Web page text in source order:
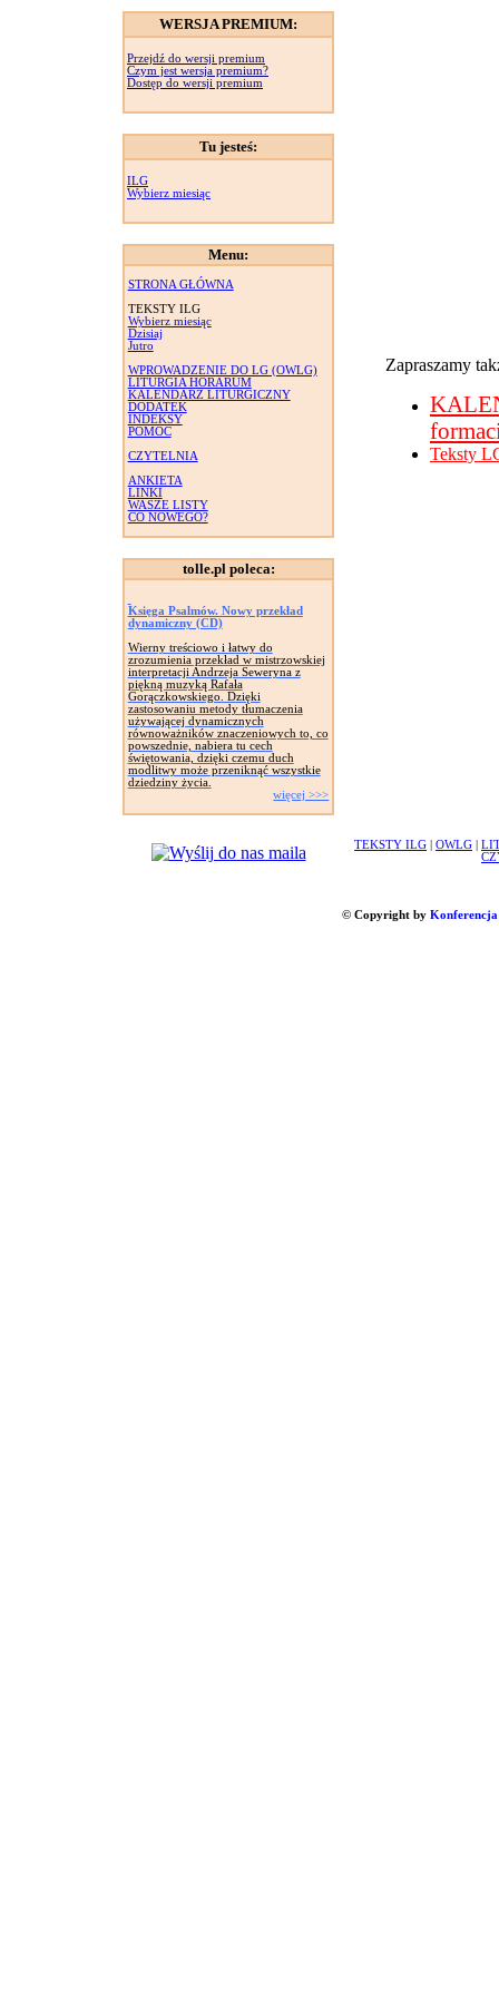
WERSJA PREMIUM:
Przejdź do wersji premium
Czym jest wersja premium?
Dostęp do wersji premium
Tu jesteś:
ILG
Wybierz miesiąc
Menu:
STRONA GŁÓWNA
TEKSTY ILG
Wybierz miesiąc
Dzisiaj
Jutro
WPROWADZENIE DO LG (OWLG)
LITURGIA HORARUM
KALENDARZ LITURGICZNY
DODATEK
INDEKSY
POMOC
CZYTELNIA
ANKIETA
LINKI
WASZE LISTY
CO NOWEGO?
tolle.pl poleca:
Księga Psalmów. Nowy przekład
dynamiczny (CD)
Wierny treściowo i łatwy do
zrozumienia przekład w mistrzowskiej
interpretacji Andrzeja Seweryna z
piękną muzyką Rafała
Gorączkowskiego. Dzięki
zastosowaniu metody tłumaczenia
używającej dynamicznych
równoważników znaczeniowych to, co
powszednie, nabiera tu cech
świętowania, dzięki czemu duch
modlitwy może przeniknąć wszystkie
dziedziny życia.
więcej >>>
Zapraszamy
Teksty
TEKSTY ILG OWLG
© Copyright by Konferencja